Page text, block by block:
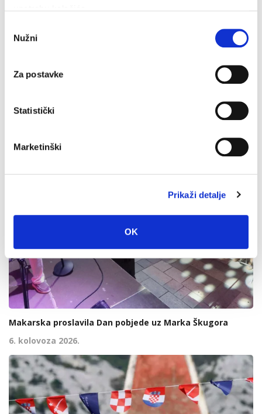
pristanka
Nužni
Za postavke
Statistički
Marketinški
Prikaži detalje
OK
igralištu
Makarska proslavila Dan pobjede uz Marka Škugora
6. kolovoza 2026.